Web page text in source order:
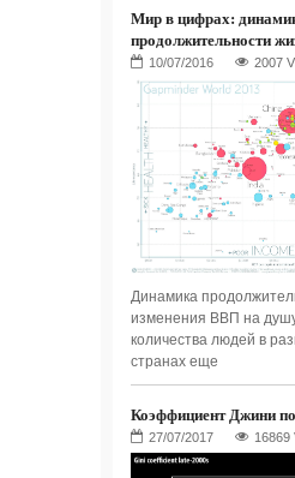
Мир в цифрах:
продолжительности
2007
Динамика
изменения ВВП на
количества людей в
странах еще
Коэффициент Джини
16869